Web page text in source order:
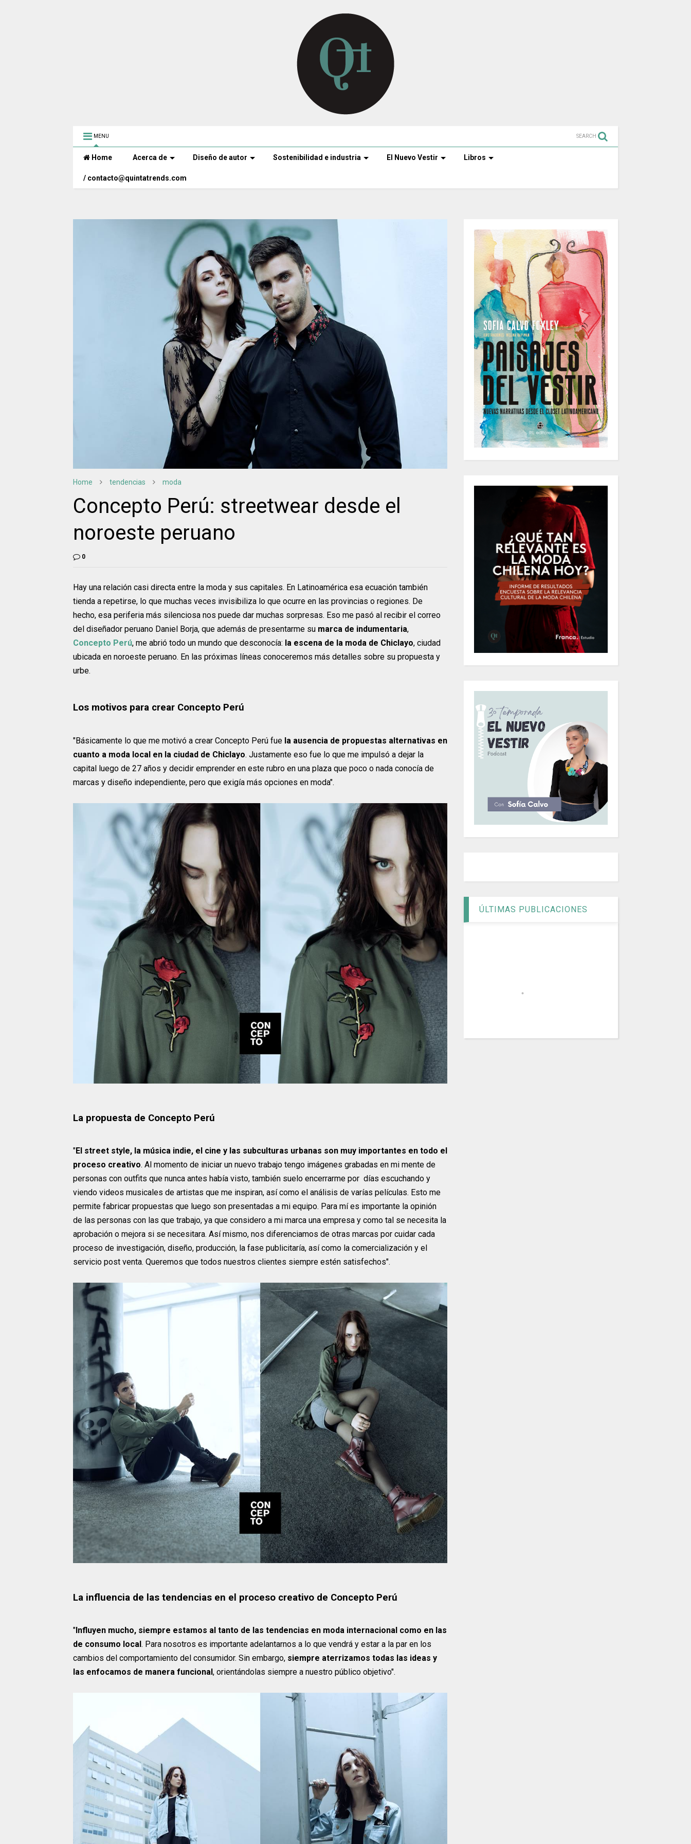
MENU SEARCH
Home Acerca de Diseño de autor Sostenibilidad e industria El Nuevo Vestir Libros
/ contacto@quintatrends.com
Home tendencias moda
Concepto Perú: streetwear desde el
noroeste peruano
0
Hay una relación casi directa entre la moda y sus capitales. En Latinoamérica esa ecuación también
tienda a repetirse, lo que muchas veces invisibiliza lo que ocurre en las provincias o regiones. De
hecho, esa periferia más silenciosa nos puede dar muchas sorpresas. Eso me pasó al recibir el correo
del diseñador peruano Daniel Borja, que además de presentarme su marca de indumentaria,
Concepto Perú, me abrió todo un mundo que desconocía: la escena de la moda de Chiclayo, ciudad
ubicada en noroeste peruano. En las próximas líneas conoceremos más detalles sobre su propuesta y
urbe.
Los motivos para crear Concepto Perú
"Básicamente lo que me motivó a crear Concepto Perú fue la ausencia de propuestas alternativas en
cuanto a moda local en la ciudad de Chiclayo. Justamente eso fue lo que me impulsó a dejar la
capital luego de 27 años y decidir emprender en este rubro en una plaza que poco o nada conocía de
marcas y diseño independiente, pero que exigía más opciones en moda".
La propuesta de Concepto Perú
"El street style, la música indie, el cine y las subculturas urbanas son muy importantes en todo el
proceso creativo. Al momento de iniciar un nuevo trabajo tengo imágenes grabadas en mi mente de
personas con outfits que nunca antes había visto, también suelo encerrarme por días escuchando y
viendo videos musicales de artistas que me inspiran, así como el análisis de varías películas. Esto me
permite fabricar propuestas que luego son presentadas a mi equipo. Para mí es importante la opinión
de las personas con las que trabajo, ya que considero a mi marca una empresa y como tal se necesita la
aprobación o mejora si se necesitara. Así mismo, nos diferenciamos de otras marcas por cuidar cada
proceso de investigación, diseño, producción, la fase publicitaría, así como la comercialización y el
servicio post venta. Queremos que todos nuestros clientes siempre estén satisfechos".
La influencia de las tendencias en el proceso creativo de Concepto Perú
" Influyen mucho, siempre estamos al tanto de las tendencias en moda internacional como en las
de consumo local . Para nosotros es importante adelantarnos a lo que vendrá y estar a la par en los
cambios del comportamiento del consumidor. Sin embargo, siempre aterrizamos todas las ideas y
las enfocamos de manera funcional , orientándolas siempre a nuestro público objetivo".
ÚLTIMAS PUBLICACIONES